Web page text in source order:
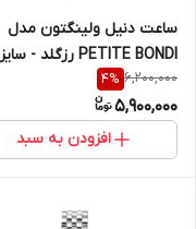
ساعت دنیل ولینگتون مدل
(زنانه)
6,200,000
4%
5,900,000
افزودن به سبد